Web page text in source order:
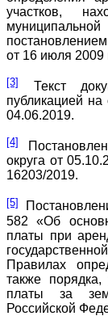
участков,
от 16 июля 2009
[3]
Текст
публикацией
04.06.2019.
[4]
округа от
16203/2019.
[5]
582 «Об
платы при
Правилах
также
платы за
Российской